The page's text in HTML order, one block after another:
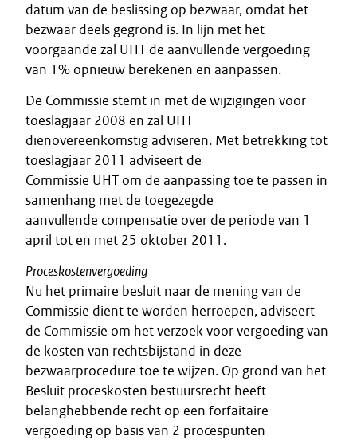
datum van de beslissing op bezwaar, omdat het
bezwaar deels gegrond is. In lijn met het
voorgaande zal UHT de aanvullende vergoeding
van 1% opnieuw berekenen en aanpassen.
De Commissie stemt in met de wijzigingen voor
toeslagjaar 2008 en zal UHT
dienovereenkomstig adviseren. Met betrekking tot
toeslagjaar 2011 adviseert de
Commissie UHT om de aanpassing toe te passen in
samenhang met de toegezegde
aanvullende compensatie over de periode van 1
april tot en met 25 oktober 2011.
Proceskostenvergoeding
Nu het primaire besluit naar de mening van de
Commissie dient te worden herroepen, adviseert
de Commissie om het verzoek voor vergoeding van
de kosten van rechtsbijstand in deze
bezwaarprocedure toe te wijzen. Op grond van het
Besluit proceskosten bestuursrecht heeft
belanghebbende recht op een forfaitaire
vergoeding op basis van 2 procespunten